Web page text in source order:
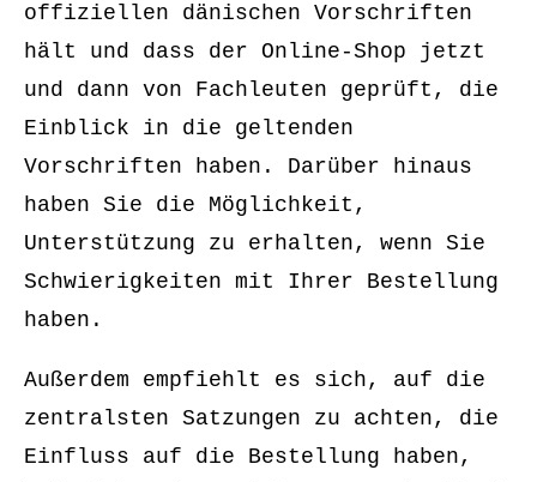
offiziellen dänischen Vorschriften
hält und dass der Online-Shop jetzt
und dann von Fachleuten geprüft, die
Einblick in die geltenden
Vorschriften haben. Darüber hinaus
haben Sie die Möglichkeit,
Unterstützung zu erhalten, wenn Sie
Schwierigkeiten mit Ihrer Bestellung
haben.
Außerdem empfiehlt es sich, auf die
zentralsten Satzungen zu achten, die
Einfluss auf die Bestellung haben,